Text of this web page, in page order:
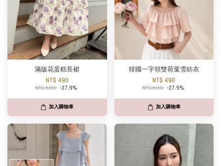
滿版花蛋糕長裙
NT$ 490
NT$ 680 -27.9%
加入購物車
韓國一字領雙荷葉雪紡衣
NT$ 490
NT$ 680 -27.9%
加入購物車